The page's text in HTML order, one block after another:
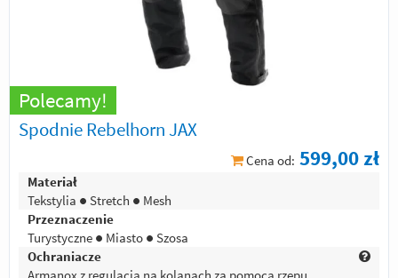
Polecamy!
Spodnie Rebelhorn JAX
Cena od: 599,00 zł
Materiał
Tekstylia ● Stretch ● Mesh
Przeznaczenie
Turystyczne ● Miasto ● Szosa
Ochraniacze
Armanox z regulacją na kolanach za pomocą rzepu